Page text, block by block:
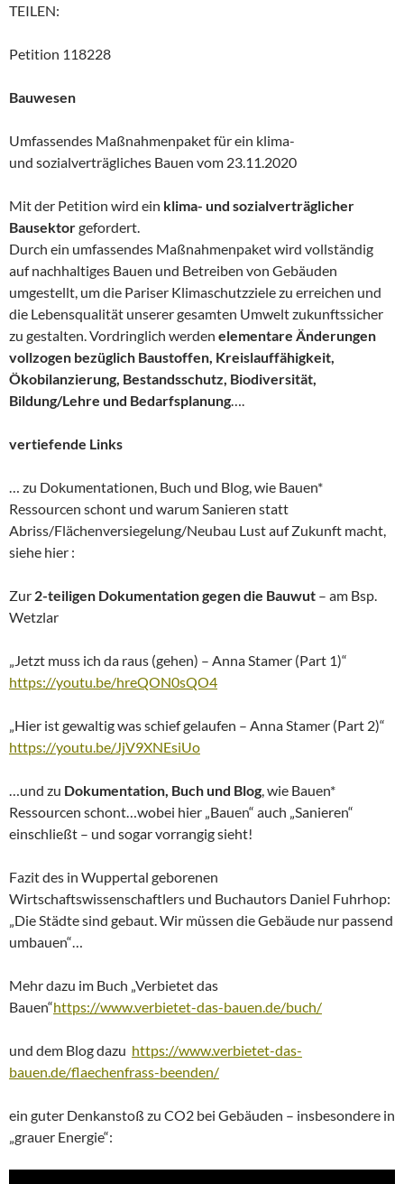
TEILEN:
Petition 118228
Bauwesen
Umfassendes Maßnahmenpaket für ein klima-
und sozialverträgliches Bauen vom 23.11.2020
Mit der Petition wird ein klima- und sozialverträglicher
Bausektorgefordert.
Durch ein umfassendes Maßnahmenpaket wird vollständig
auf nachhaltiges Bauen und Betreiben von Gebäuden
umgestellt, um die Pariser Klimaschutzziele zu erreichen und
die Lebensqualität unserer gesamten Umwelt zukunftssicher
zu gestalten. Vordringlich werden elementare Änderungen
vollzogen bezüglich Baustoffen, Kreislauffähigkeit,
Ökobilanzierung, Bestandsschutz, Biodiversität,
Bildung/Lehre und Bedarfsplanung….
vertiefende Links
… zu Dokumentationen, Buch und Blog, wie Bauen*
Ressourcen schont und warum Sanieren statt
Abriss/Flächenversiegelung/Neubau Lust auf Zukunft macht,
siehe hier :
Zur 2-teiligen Dokumentation gegen die Bauwut – am Bsp.
Wetzlar
„Jetzt muss ich da raus (gehen) – Anna Stamer (Part 1)“
https://youtu.be/hreQON0sQO4
„Hier ist gewaltig was schief gelaufen – Anna Stamer (Part 2)“
https://youtu.be/JjV9XNEsiUo
…und zu Dokumentation, Buch und Blog, wie Bauen*
Ressourcen schont…wobei hier „Bauen“ auch „Sanieren“
einschließt – und sogar vorrangig sieht!
Fazit des in Wuppertal geborenen
Wirtschaftswissenschaftlers und Buchautors Daniel Fuhrhop:
„Die Städte sind gebaut. Wir müssen die Gebäude nur passend
umbauen“…
Mehr dazu im Buch „Verbietet das
Bauen“https://www.verbietet-das-bauen.de/buch/
und dem Blog dazu https://www.verbietet-das-
bauen.de/flaechenfrass-beenden/
ein guter Denkanstoß zu CO2 bei Gebäuden – insbesondere in
„grauer Energie“: